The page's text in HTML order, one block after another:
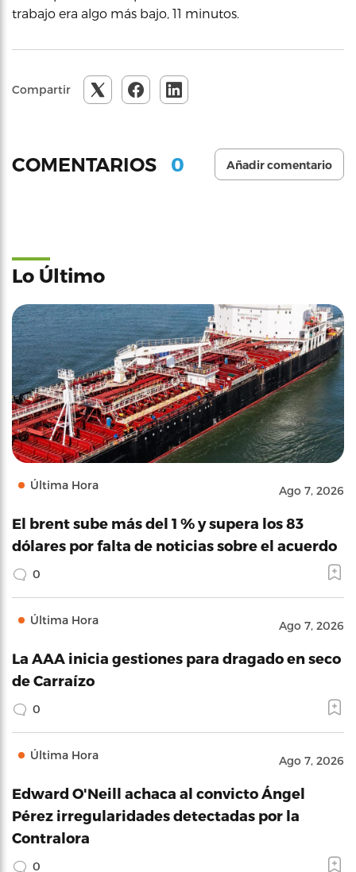
trabajo era algo más bajo, 11 minutos.
Compartir
COMENTARIOS 0 Añadir comentario
Lo Último
Última Hora Ago 7, 2026
El brent sube más del 1 % y supera los 83
dólares por falta de noticias sobre el acuerdo
0
Última Hora Ago 7, 2026
La AAA inicia gestiones para dragado en seco
de Carraízo
0
Última Hora Ago 7, 2026
Edward O'Neill achaca al convicto Ángel
Pérez irregularidades detectadas por la
Contralora
0